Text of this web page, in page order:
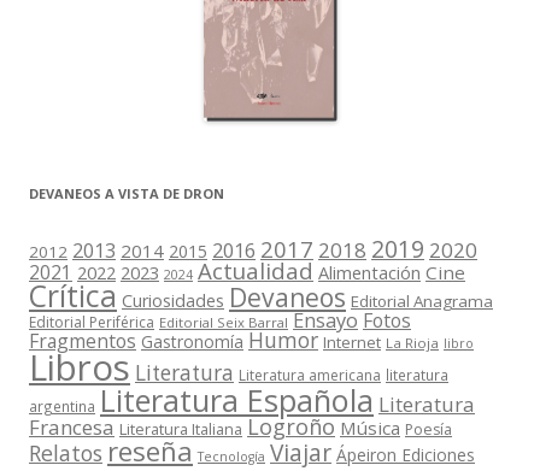
DEVANEOS A VISTA DE DRON
2012 2013 2014 2015 2016 2017 2018 2019 2020
2021 2022 2023 2024 Actualidad Alimentación Cine
Crítica Curiosidades Devaneos Editorial Anagrama
Editorial Periférica Editorial Seix Barral Ensayo Fotos
Fragmentos Gastronomía Humor Internet La Rioja libro
Libros Literatura Literatura americana literatura
argentina Literatura Española Literatura
Francesa Literatura Italiana Logroño Música Poesía
Relatos reseña Tecnología Viajar Ápeiron Ediciones